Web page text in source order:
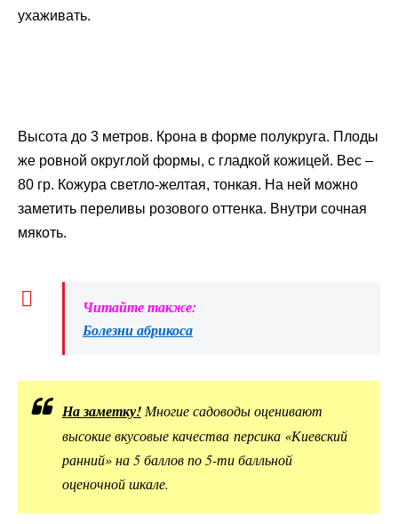
ухаживать.
Высота до 3 метров. Крона в форме полукруга. Плоды
же ровной округлой формы, с гладкой кожицей. Вес –
80 гр. Кожура светло-желтая, тонкая. На ней можно
заметить переливы розового оттенка. Внутри сочная
мякоть.
Читайте также:
Болезни абрикоса
На заметку! Многие садоводы оценивают
высокие вкусовые качества персика «Киевский
ранний» на 5 баллов по 5-ти балльной
оценочной шкале.